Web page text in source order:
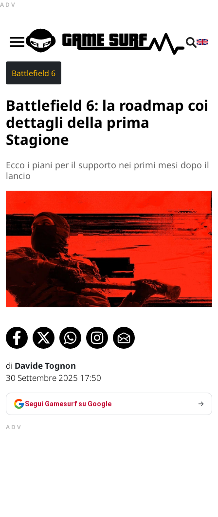
ADV
Battlefield 6
Battlefield 6: la roadmap coi
dettagli della prima
Stagione
Ecco i piani per il supporto nei primi mesi dopo il
lancio
di Davide Tognon
30 Settembre 2025 17:50
Segui Gamesurf su Google
ADV